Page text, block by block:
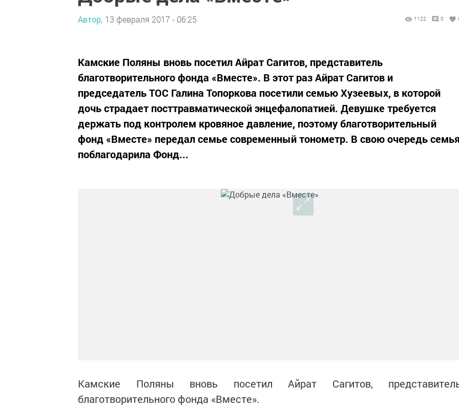
Автор, 13 февраля 2017 - 06:25 1122 0
Камские Поляны вновь посетил Айрат Сагитов, представитель
благотворительного фонда «Вместе». В этот раз Айрат Сагитов и
председатель ТОС Галина Топоркова посетили семью Хузеевых, в которой
дочь страдает посттравматической энцефалопатией. Девушке требуется
держать под контролем кровяное давление, поэтому благотворительный
фонд «Вместе» передал семье современный тонометр. В свою очередь семья
поблагодарила Фонд...
Камские Поляны вновь посетил Айрат Сагитов,
благотворительного фонда «Вместе».